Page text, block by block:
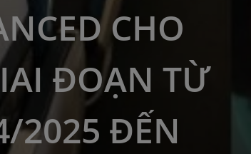
CHO
ĐOẠN TỪ
2025 ĐẾN